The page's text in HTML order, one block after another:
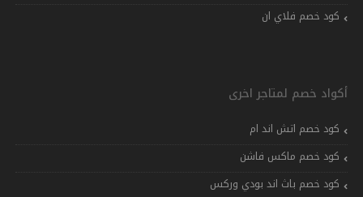
كود خصم فلاي ان
أكواد خصم لمتاجر اخرى
كود خصم اتش اند ام
كود خصم ماكس فاشن
كود خصم باث اند بودي وركس